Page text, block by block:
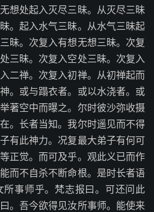
想处起入灭尽三昧。从灭尽三昧
。起入水气三昧。从水气三昧起
昧。次复入有想无想三昧。次复
三昧。次复入空处三昧。次复入
二禅。次复入初禅。从初禅起而
。或与蹋衣者。或以水浇者。或
著空中而曝之。尔时彼沙弥收摄
。长者当知。我尔时遥见而不得
有此神力。况复最大弟子有何可
正觉。而可及乎。观此义已而作
而不自杀不断命根。是时长者语
事师乎。梵志报曰。可还问此
。吾今欲得见汝所事师。能使来